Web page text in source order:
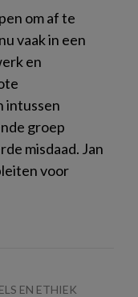
om af te
vaak in een
en
intussen
groep
misdaad. Jan
voor
EN ETHIEK